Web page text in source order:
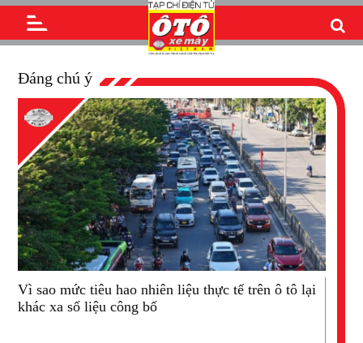
Đáng chú ý
Vì sao mức tiêu hao nhiên liệu thực tế trên ô tô lại
khác xa số liệu công bố